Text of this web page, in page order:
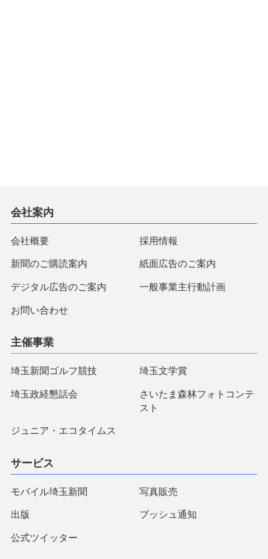
会社案内
会社概要 採用情報
新聞のご購読案内 紙面広告のご案内
デジタル広告のご案内 一般事業主行動計画
お問い合わせ
主催事業
埼玉新聞ゴルフ競技 埼玉文学賞
埼玉政経懇話会
さいたま森林フォトコンテ
スト
ジュニア・エコタイムス
サービス
モバイル埼玉新聞 写真販売
出版 プッシュ通知
公式ツイッター